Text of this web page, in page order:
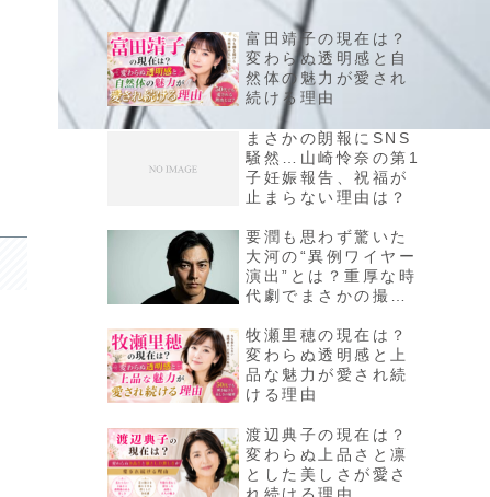
富田靖子の現在は？
変わらぬ透明感と自
然体の魅力が愛され
続ける理由
まさかの朗報にSNS
騒然…山崎怜奈の第1
子妊娠報告、祝福が
止まらない理由は？
要潤も思わず驚いた
大河の“異例ワイヤー
演出”とは？重厚な時
代劇でまさかの撮影
牧瀬里穂の現在は？
変わらぬ透明感と上
品な魅力が愛され続
ける理由
渡辺典子の現在は？
変わらぬ上品さと凛
とした美しさが愛さ
れ続ける理由